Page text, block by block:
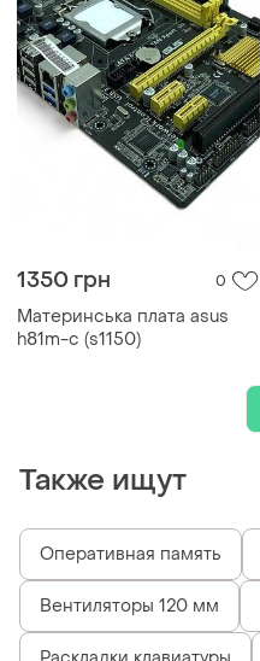
1350 грн 0
Материнська плата asus
h81m-c (s1150)
Также ищут
Оперативная память
Вентиляторы 120 мм